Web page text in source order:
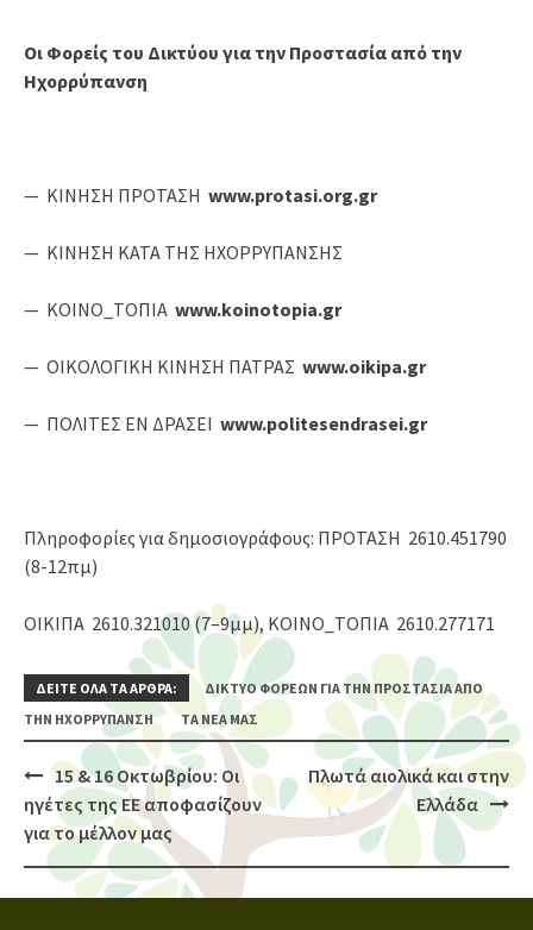
Οι Φορείς του Δικτύου για την Προστασία από την
Ηχορρύπανση
— ΚΙΝΗΣΗ ΠΡΟΤΑΣΗ www.protasi.org.gr
— ΚΙΝΗΣΗ ΚΑΤΑ ΤΗΣ ΗΧΟΡΡΥΠΑΝΣΗΣ
— ΚΟΙΝΟ_ΤΟΠΙΑ www.koinotopia.gr
— ΟΙΚΟΛΟΓΙΚΗ ΚΙΝΗΣΗ ΠΑΤΡΑΣ www.oikipa.gr
— ΠΟΛΙΤΕΣ ΕΝ ΔΡΑΣΕΙ www.politesendrasei.gr
Πληροφορίες για δημοσιογράφους: ΠΡΟΤΑΣΗ 2610.451790
(8-12πμ)
ΟΙΚΙΠΑ 2610.321010 (7–9μμ), ΚΟΙΝΟ_ΤΟΠΙΑ 2610.277171
ΔΕΙΤΕ ΟΛΑ ΤΑ ΑΡΘΡΑ:
ΔΊΚΤΥΟ ΦΟΡΈΩΝ ΓΙΑ ΤΗΝ ΠΡΟΣΤΑΣΊΑ ΑΠΟ
ΤΗΝ ΗΧΟΡΡΎΠΑΝΣΗ
ΤΑ ΝΈΑ ΜΑΣ
Post
navigation
15 & 16 Οκτωβρίου: Οι
ηγέτες της ΕΕ αποφασίζουν
για το μέλλον μας
Πλωτά αιολικά και στην
Ελλάδα